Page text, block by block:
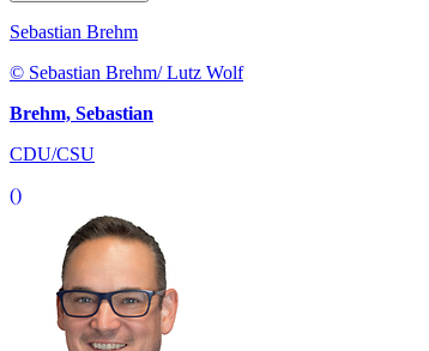
Sebastian Brehm
© Sebastian Brehm/ Lutz Wolf
Brehm, Sebastian
CDU/CSU
()